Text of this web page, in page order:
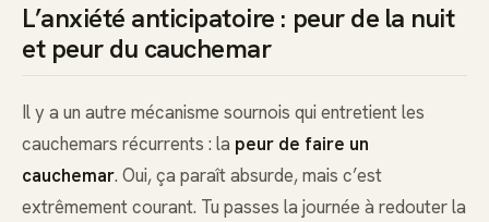
L’anxiété anticipatoire : peur de la nuit
et peur du cauchemar
Il y a un autre mécanisme sournois qui entretient les
cauchemars récurrents : la peur de faire un
cauchemar. Oui, ça paraît absurde, mais c’est
extrêmement courant. Tu passes la journée à redouter la